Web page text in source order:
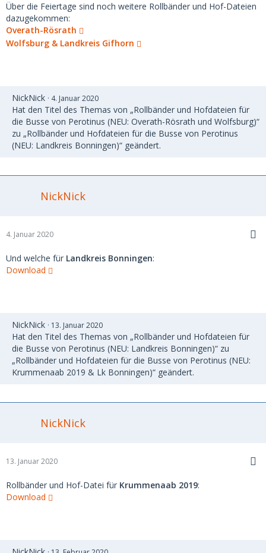
Über die Feiertage sind noch weitere Rollbänder und Hof-Dateien
dazugekommen:
Overath-Rösrath
Wolfsburg & Landkreis Gifhorn
NickNick 4. Januar 2020
Hat den Titel des Themas von „Rollbänder und Hofdateien für
die Busse von Perotinus (NEU: Overath-Rösrath und Wolfsburg)“
zu „Rollbänder und Hofdateien für die Busse von Perotinus
(NEU: Landkreis Bonningen)“ geändert.
NickNick
4. Januar 2020
Und welche für Landkreis Bonningen:
Download
NickNick 13. Januar 2020
Hat den Titel des Themas von „Rollbänder und Hofdateien für
die Busse von Perotinus (NEU: Landkreis Bonningen)“ zu
„Rollbänder und Hofdateien für die Busse von Perotinus (NEU:
Krummenaab 2019 & Lk Bonningen)“ geändert.
NickNick
13. Januar 2020
Rollbänder und Hof-Datei für Krummenaab 2019:
Download